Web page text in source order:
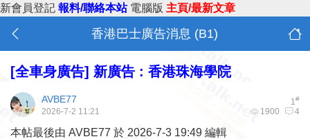
新會員登記 報料/聯絡本站 電腦版 主頁/最新文章
香港巴士廣告消息 (B1)
[全車身廣告] 新廣告 : 香港珠海學院
1#
AVBE77
1900 4
2026-7-2 11:21
本帖最後由 AVBE77 於 2026-7-3 19:49 編輯